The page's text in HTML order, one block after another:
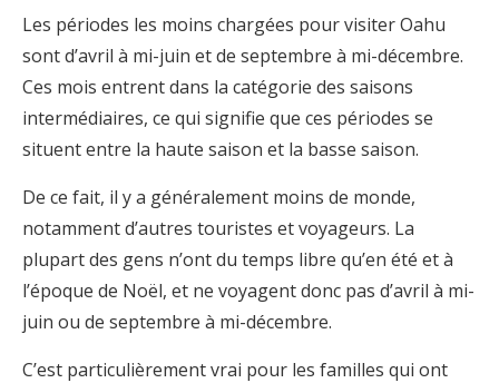
Les périodes les moins chargées pour visiter Oahu
sont d’avril à mi-juin et de septembre à mi-décembre.
Ces mois entrent dans la catégorie des saisons
intermédiaires, ce qui signifie que ces périodes se
situent entre la haute saison et la basse saison.
De ce fait, il y a généralement moins de monde,
notamment d’autres touristes et voyageurs. La
plupart des gens n’ont du temps libre qu’en été et à
l’époque de Noël, et ne voyagent donc pas d’avril à mi-
juin ou de septembre à mi-décembre.
C’est particulièrement vrai pour les familles qui ont